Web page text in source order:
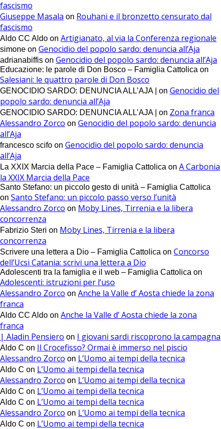
fascismo
Giuseppe Masala on Rouhani e il bronzetto censurato dal
fascismo
Aldo CC Aldo on Artigianato, al via la Conferenza regionale
simone on Genocidio del popolo sardo: denuncia all’Aja
adrianabiffis on Genocidio del popolo sardo: denuncia all’Aja
Educazione: le parole di Don Bosco – Famiglia Cattolica on
Salesiani: le quattro parole di Don Bosco
GENOCIDIO SARDO: DENUNCIA ALL’AJA | on Genocidio del
popolo sardo: denuncia all’Aja
GENOCIDIO SARDO: DENUNCIA ALL’AJA | on Zona franca
Alessandro Zorco on Genocidio del popolo sardo: denuncia
all’Aja
francesco scifo on Genocidio del popolo sardo: denuncia
all’Aja
La XXIX Marcia della Pace – Famiglia Cattolica on A Carbonia
la XXIX Marcia della Pace
Santo Stefano: un piccolo gesto di unità – Famiglia Cattolica
on Santo Stefano: un piccolo passo verso l’unità
Alessandro Zorco on Moby Lines, Tirrenia e la libera
concorrenza
Fabrizio Steri on Moby Lines, Tirrenia e la libera
concorrenza
Scrivere una lettera a Dio – Famiglia Cattolica on Concorso
dell’Ucsi Catania: scrivi una lettera a Dio
Adolescenti tra la famiglia e il web – Famiglia Cattolica on
Adolescenti: istruzioni per l’uso
Alessandro Zorco on Anche la Valle d’ Aosta chiede la zona
franca
Aldo CC Aldo on Anche la Valle d’ Aosta chiede la zona
franca
| Aladin Pensiero on I giovani sardi riscoprono la campagna
Aldo C on Il Crocefisso? Ormai è immerso nel piscio
Alessandro Zorco on L’Uomo ai tempi della tecnica
Aldo C on L’Uomo ai tempi della tecnica
Alessandro Zorco on L’Uomo ai tempi della tecnica
Aldo C on L’Uomo ai tempi della tecnica
Aldo C on L’Uomo ai tempi della tecnica
Alessandro Zorco on L’Uomo ai tempi della tecnica
Aldo C on L’Uomo ai tempi della tecnica